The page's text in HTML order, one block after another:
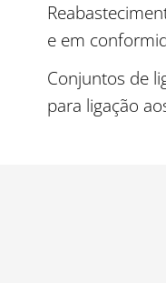
e em
Conjuntos de
para ligação